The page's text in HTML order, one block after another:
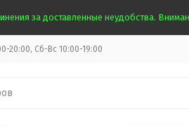
за доставленные неудобства.
20:00, Сб-Вс 10:00-19:00